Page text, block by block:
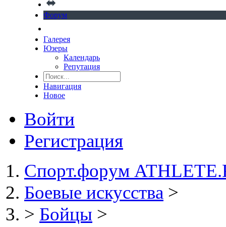
Форум
Галерея
Юзеры
Календарь
Репутация
Навигация
Новое
Войти
Регистрация
Спорт.форум
Боевые искусства >
> Бойцы >